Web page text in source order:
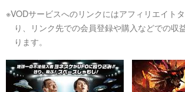
※VODサービスへのリンクにはアフィリエイト
り、リンク先での会員登録や購入などでの収
ります。